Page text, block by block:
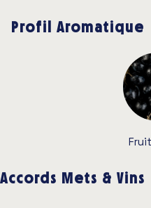
Profil Aromatique
Accords Mets & Vins